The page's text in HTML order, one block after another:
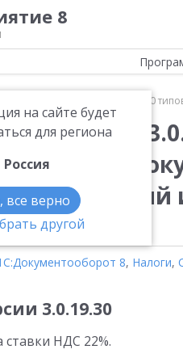
8
на сайте будет
для региона
Россия
все верно
другой
Вышла новая версия 3.0.19.30
версия
и английский
8, Налоги,
3.0.19.30
НДС 22%.